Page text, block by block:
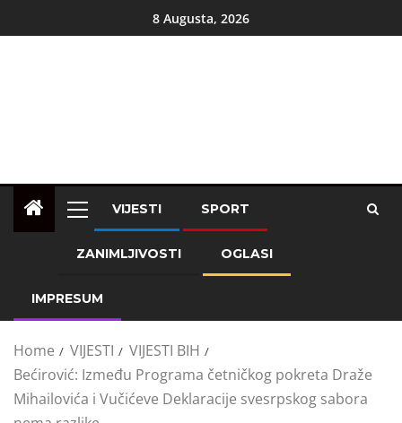
8 Augusta, 2026
VIJESTI SPORT
ZANIMLJIVOSTI OGLASI
IMPRESUM
Home VIJESTI
VIJESTI BIH
Bećirović: Između Programa četničkog pokreta Draže
Mihailovića i Vučićeve Deklaracije svesrpskog sabora